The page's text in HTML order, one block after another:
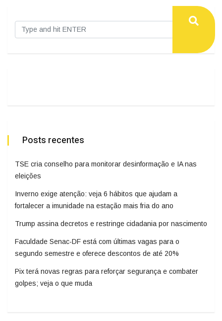
Posts recentes
TSE cria conselho para monitorar desinformação e IA nas
eleições
Inverno exige atenção: veja 6 hábitos que ajudam a
fortalecer a imunidade na estação mais fria do ano
Trump assina decretos e restringe cidadania por nascimento
Faculdade Senac-DF está com últimas vagas para o
segundo semestre e oferece descontos de até 20%
Pix terá novas regras para reforçar segurança e combater
golpes; veja o que muda